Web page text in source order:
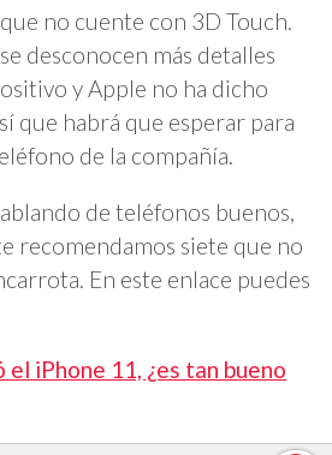
no cuente con 3D Touch.
desconocen más detalles
y Apple no ha dicho
que habrá que esperar para
de la compañía.
de teléfonos buenos,
recomendamos siete que no
En este enlace puedes
iPhone 11, ¿es tan bueno